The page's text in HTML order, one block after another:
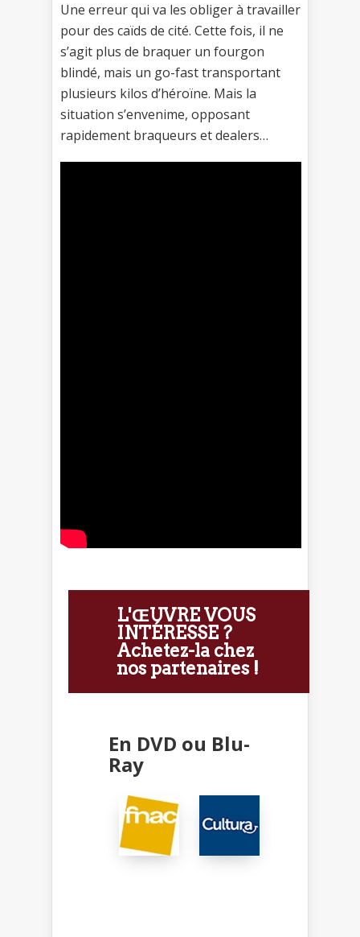
Une erreur qui va les obliger à travailler
pour des caïds de cité. Cette fois, il ne
s’agit plus de braquer un fourgon
blindé, mais un go-fast transportant
plusieurs kilos d’héroïne. Mais la
situation s’envenime, opposant
rapidement braqueurs et dealers…
L'ŒUVRE VOUS
INTÉRESSE ?
Achetez-la chez
nos partenaires !
En DVD ou Blu-
Ray